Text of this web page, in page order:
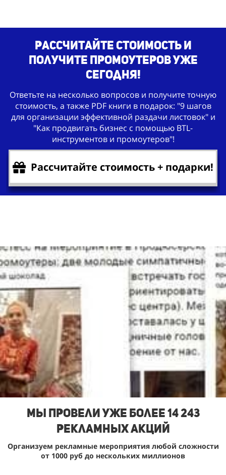
Рассчитайте стоимость и
получите промоутеров уже
сегодня!
Ответьте на несколько вопросов и получите точную
стоимость, а также PDF книги в подарок: "9 шагов
для организации эффективной раздачи листовок" и
"Как продвигать бизнес с помощью BTL-
инструментов и промоутеров"!
Рассчитайте стоимость + подарки!
Мы Провели уже более 14 243
рекламных акций
Организуем рекламные мероприятия любой сложности
от 1000 руб до нескольких миллионов